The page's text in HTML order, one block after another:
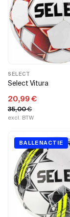
SELECT
Select Vitura
20,99 €
35,00€
excl. BTW
BALLENACTIE